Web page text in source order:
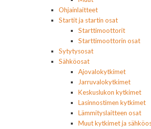
Ohjainlaitteet
Startit ja startin osat
Starttimoottorit
Starttimoottorin osat
Sytytysosat
Sähköosat
Ajovalokytkimet
Jarruvalokytkimet
Keskuslukon kytkimet
Lasinnostimen kytkimet
Lämmityslaitteen osat
Muut kytkimet ja